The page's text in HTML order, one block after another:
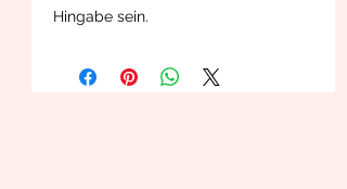
Hingabe sein.